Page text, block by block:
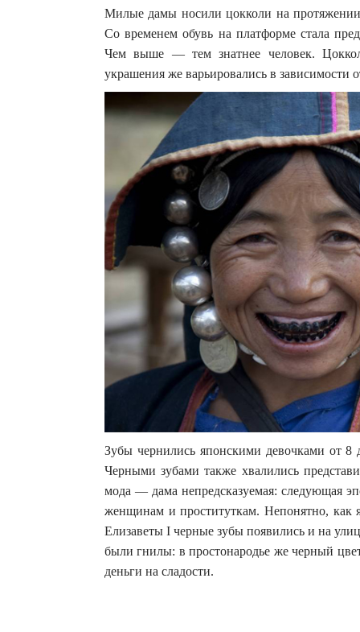
Милые дамы носили цокколи на протяжении
Со временем обувь на платформе стала
Чем выше — тем знатнее человек.
украшения же варьировались в зависимости
Зубы чернились японскими девочками от 8
Черными зубами также хвалились
мода — дама непредсказуемая: следующая
женщинам и проституткам. Непонятно, как
Елизаветы I черные зубы появились и на
были гнилы: в простонародье же черный
деньги на сладости.